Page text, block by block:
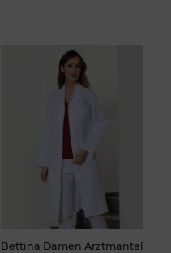
Bettina Damen Arztmantel